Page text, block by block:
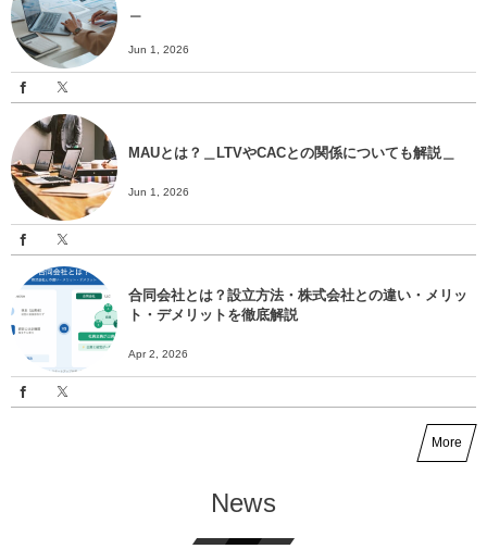
Jun 1, 2026
MAUとは？＿LTVやCACとの関係についても解説＿
Jun 1, 2026
合同会社とは？設立方法・株式会社との違い・メリッ
ト・デメリットを徹底解説
Apr 2, 2026
More
News